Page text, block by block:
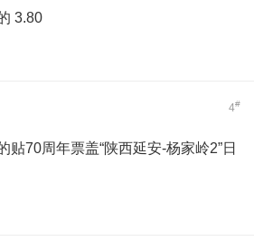
3.80
4#
贴70周年票盖“陕西延安-杨家岭2”日